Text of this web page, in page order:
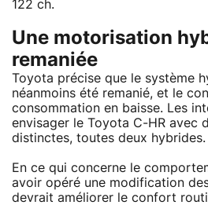
122 ch.
Une motorisation
remaniée
Toyota précise que le système
néanmoins été remanié, et le
consommation en baisse. Les
envisager le Toyota C-HR avec
distinctes, toutes deux hybrides.
En ce qui concerne le
avoir opéré une modification
devrait améliorer le confort